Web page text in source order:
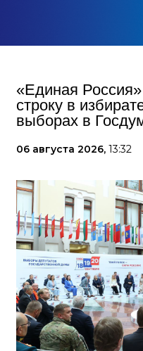
«Единая
строку в
выборах в
06 августа 2026, 13:32